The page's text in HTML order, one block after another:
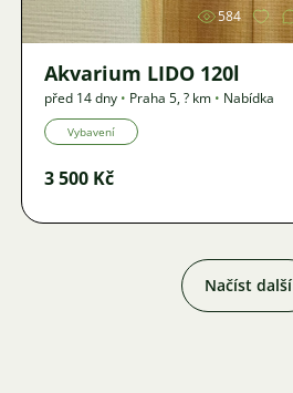
584
Akvarium LIDO 120l
před 14 dny • Praha 5,? km • Nabídka
Vybavení
3 500 Kč
Načíst další